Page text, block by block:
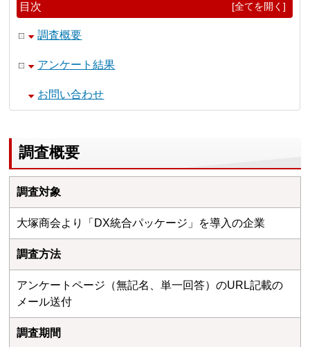
目次 [全てを開く]
調査概要
アンケート結果
お問い合わせ
調査概要
調査対象
大塚商会より「DX統合パッケージ」を導入の企業
調査方法
アンケートページ（無記名、単一回答）のURL記載の
メール送付
調査期間